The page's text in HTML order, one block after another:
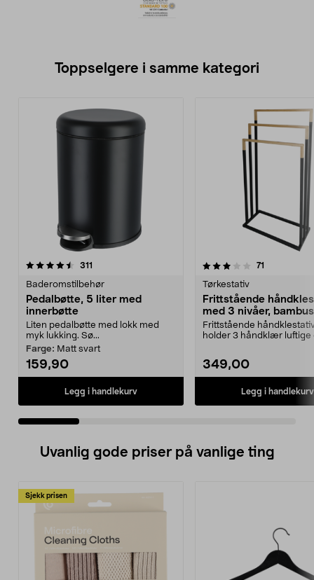
Toppselgere i samme kategori
311
Baderomstilbehør
Pedalbøtte, 5 liter med
innerbøtte
Liten pedalbøtte med lokk med
myk lukking. Sø...
Farge: Matt svart
159,90
Legg i handlekurv
3.5 av 5 stjerner 71
Tørkestativ
Frittstående
med 3 nivåer,
svart metall
Frittstående
holder 3 håndklær luftige
349,00
Legg i handlekurv
4.5 av 5 stjerner
Uvanlig gode priser på vanlige ting
Sjekk prisen